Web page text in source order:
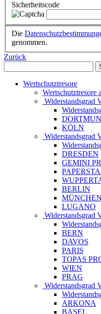
Sicherheitscode
Die
genommen.
Zurück
Wertschutztresore
Wertschutztresore
Widerstandsgrad
KÖLN
Widerstandsgrad
DRESDEN
GEMINI
BERLIN
MÜNCHEN
LUGANO
Widerstandsgrad
BERN
DAVOS
PARIS
TOPAS
WIEN
PRAG
Widerstandsgrad
ARKONA
BASEL